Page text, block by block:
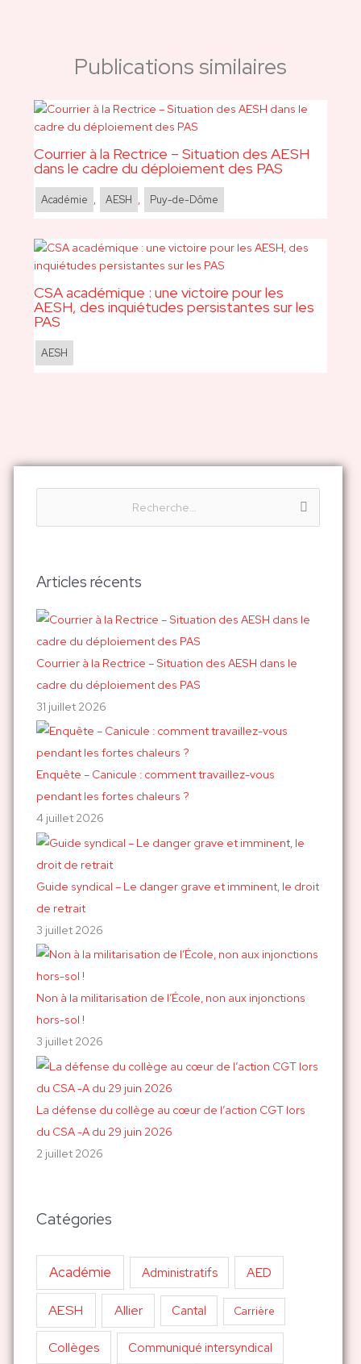
e
h
r
c
h
e
r
:
Articles récents
Courrier à la Rectrice – Situation des AESH dans le
cadre du déploiement des PAS
31 juillet 2026
Enquête – Canicule : comment travaillez-vous
pendant les fortes chaleurs ?
4 juillet 2026
Guide syndical – Le danger grave et imminent, le droit
de retrait
3 juillet 2026
Non à la militarisation de l’École, non aux injonctions
hors-sol !
3 juillet 2026
La défense du collège au cœur de l’action CGT lors
du CSA -A du 29 juin 2026
2 juillet 2026
Catégories
Académie Administratifs AED
AESH Allier Cantal Carrière
Collèges Communiqué intersyndical
Publications similaires
Courrier à la Rectrice – Situation des AESH
dans le cadre du déploiement des PAS
Académie , AESH , Puy-de-Dôme
CSA académique : une victoire pour les
AESH, des inquiétudes persistantes sur les
PAS
AESH